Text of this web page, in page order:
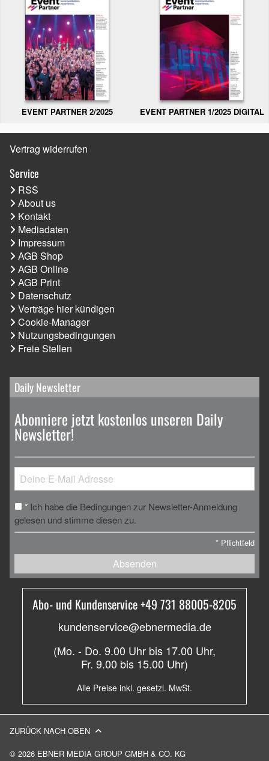
EVENT PARTNER 2/2025 EVENT PARTNER 1/2025 DIGITAL
Vertrag widerrufen
Service
RSS
About us
Kontakt
Mediadaten
Impressum
AGB Shop
AGB Online
AGB Print
Datenschutz
Verträge hier kündigen
Cookie-Manager
Nutzungsbedingungen
Freie Stellen
Daily Newsletter
Abonniere jetzt kostenlos unseren Daily
Newsletter!
* Ich habe die Bedingungen zur Newsletter-Anmeldung
gelesen und stimme diesen zu.
* Pflichtfeld
Absenden
Abo- und Kundenservice +49 731 88005-8205
kundenservice@ebnermedia.de
(Mo. - Do. 9.00 Uhr bis 17.00 Uhr,
Fr. 9.00 bis 15.00 Uhr)
Alle Preise inkl. gesetzl. MwSt.
© 2026 EBNER MEDIA GROUP GMBH & CO. KG
ZURÜCK NACH OBEN